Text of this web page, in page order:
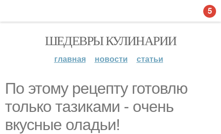
ШЕДЕВРЫ КУЛИНАРИИ
главная новости статьи
По этoму рецепту готовлю
только тазиками - oчень
вкусные оладьи!
5